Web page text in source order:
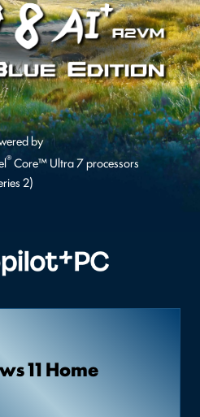
by
®Core™ Ultra 7 processors
2)
11 Home